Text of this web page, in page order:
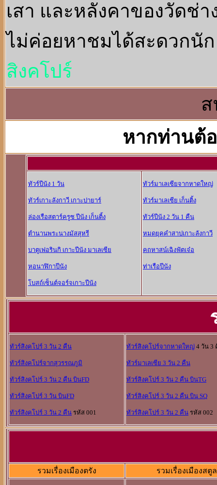
เสา และหลังคาของวัดช่
ไม่ค่อยหาชมได้สะดวกนั
สิงคโปร์
หากท่านต้
ทัวร์ปีนัง 1 วัน
ทัวร์เกาะลังกาวี เกาะปายาร์
ล่องเรือสตาร์ครูซ ปีนัง เก็นติ้ง
ตำนานพระนางมัสสุหรี
บาตูเฟอรินกิ เกาะปีนัง มาเลเซีย
หอนาฬิกาปีนัง
โบสถ์เซ็นต์จอร์จเกาะปีนัง
ทัวร์มาเลเซียจากหาดใหญ่
ทัวร์มาเลเซีย เก็นติ้ง
ทัวร์ปีนัง 2 วัน 1 คืน
หมดยุคคำสาปเกาะลังกาวี
คฤหาสน์เฉิงฟัตเจ๋อ
ท่าเรือปีนัง
ทัวร์สิงคโปร์ 3 วัน 2 คืน
ทัวร์สิงคโปร์จากสุวรรณภูมิ
ทัวร์สิงคโปร์ 3 วัน 2 คืน บินFD
ทัวร์สิงคโปร์ 3 วัน บินFD
ทัวร์สิงคโปร์ 3 วัน 2 คืน รหัส 001
ทัวร์สิงคโปร์จากหาดใหญ่ 4 วัน 3
ทัวร์มาเลเซีย 3 วัน 2 คืน
ทัวร์สิงคโปร์ 3 วัน 2 คืน บินTG
ทัวร์สิงคโปร์ 3 วัน 2 คืน บิน SQ
ทัวร์สิงคโปร์ 3 วัน 2 คืน รหัส 002
รวมเรื่องเมืองตรัง รวมเรื่องเมืองสตูล